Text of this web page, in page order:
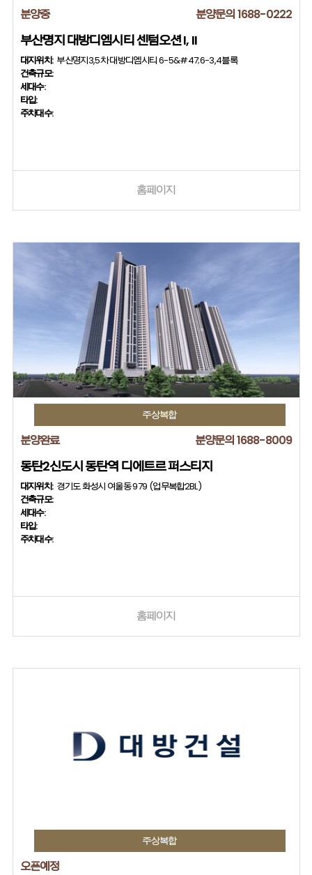
분양중 분양문의 1688-0222
부산명지 대방디엠시티 센텀오션 I, II
대지위치: 부산명지3,5차 대방디엠시티 6-5&#47;6-3,4블록
건축규모:
세대수:
타입:
주차대수:
홈페이지
주상복합
분양완료 분양문의 1688-8009
동탄2신도시 동탄역 디에트르 퍼스티지
대지위치: 경기도 화성시 여울동 979 (업무복합2BL)
건축규모:
세대수:
타입:
주차대수:
홈페이지
주상복합
오픈예정